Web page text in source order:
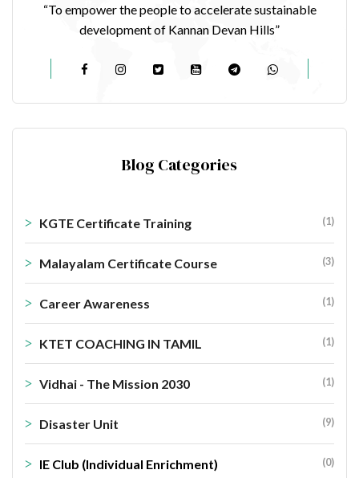
“To empower the people to accelerate sustainable
development of Kannan Devan Hills”
Blog Categories
KGTE Certificate Training (1)
Malayalam Certificate Course (3)
Career Awareness (1)
KTET COACHING IN TAMIL (1)
Vidhai - The Mission 2030 (1)
Disaster Unit (9)
IE Club (Individual Enrichment) (0)